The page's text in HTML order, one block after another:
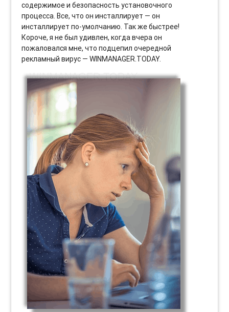
содержимое и безопасность установочного
процесса. Все, что он инсталлирует — он
инсталлирует по-умолчанию. Так же быстрее!
Короче, я не был удивлен, когда вчера он
пожаловался мне, что подцепил очередной
рекламный вирус — WINMANAGER.TODAY.